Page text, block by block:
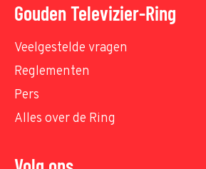
Gouden Televizier-Ring
Veelgestelde vragen
Reglementen
Pers
Alles over de Ring